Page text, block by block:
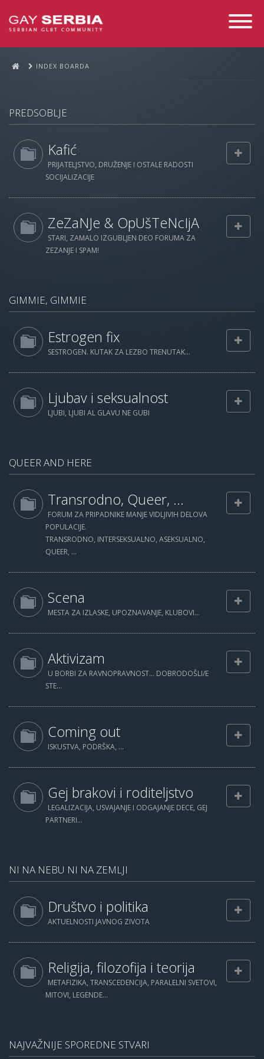
Toggle
INDEX BOARDA
PREDSOBLJE
Kafić
PRIJATELJSTVO, DRUŽENJE I OSTALE RADOSTI
SOCIJALIZACIJE
ZeZaNJe & OpUšTeNcIjA
STARI, ZAMALO IZGUBLJEN DEO FORUMA ZA
ZEZANJE I SPAM!
GIMMIE, GIMMIE
Estrogen fix
SESTROGEN. KUTAK ZA LEZBO TRENUTAK...
Ljubav i seksualnost
LJUBI, LJUBI AL GLAVU NE GUBI
QUEER AND HERE
Transrodno, Queer, ...
FORUM ZA PRIPADNIKE MANJE VIDLJIVIH DELOVA
POPULACIJE.
TRANSRODNO, INTERSEKSUALNO, ASEKSUALNO,
QUEER, ...
Scena
MESTA ZA IZLASKE, UPOZNAVANJE, KLUBOVI...
Aktivizam
U BORBI ZA RAVNOPRAVNOST... DOBRODOŠLI/E
STE...
Coming out
ISKUSTVA, PODRŠKA, ...
Gej brakovi i roditeljstvo
LEGALIZACIJA, USVAJANJE I ODGAJANJE DECE, GEJ
PARTNERI...
NI NA NEBU NI NA ZEMLJI
Društvo i politika
AKTUELNOSTI JAVNOG ZIVOTA
Religija, filozofija i teorija
METAFIZIKA, TRANSCEDENCIJA, PARALELNI SVETOVI,
MITOVI, LEGENDE...
NAJVAŽNIJE SPOREDNE STVARI